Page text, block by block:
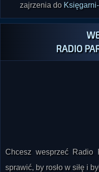
zajrzenia do
RADIO
Chcesz wesprzeć Radio
sprawić, by rosło w siłę i